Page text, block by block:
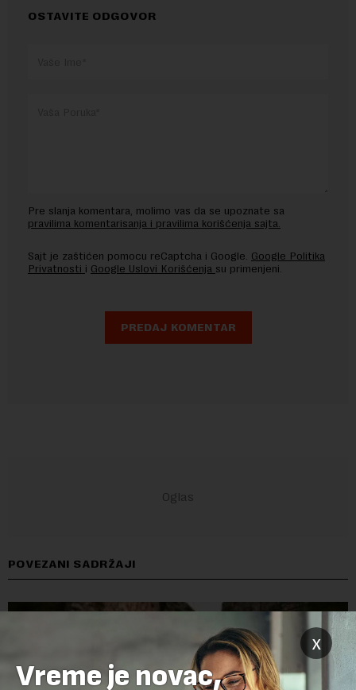
OSTAVITE ODGOVOR
Pre slanja komentara, molimo vas da se upoznate sa
pravilima komentarisanja i pravilima korišćenja sajta.
Sajt je zaštićen pomocu reCaptcha i Google. Google Politika
Privatnosti i Google Uslovi Korišćenja su primenjeni.
POVEZANI SADRŽAJI
x
Vreme je novac,